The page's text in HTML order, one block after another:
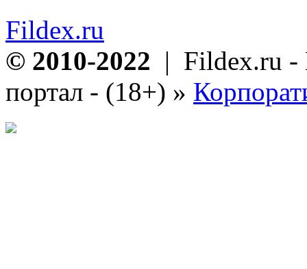
Fildex.ru
© 2010-2022 | Fildex.ru -
портал - (18+) »